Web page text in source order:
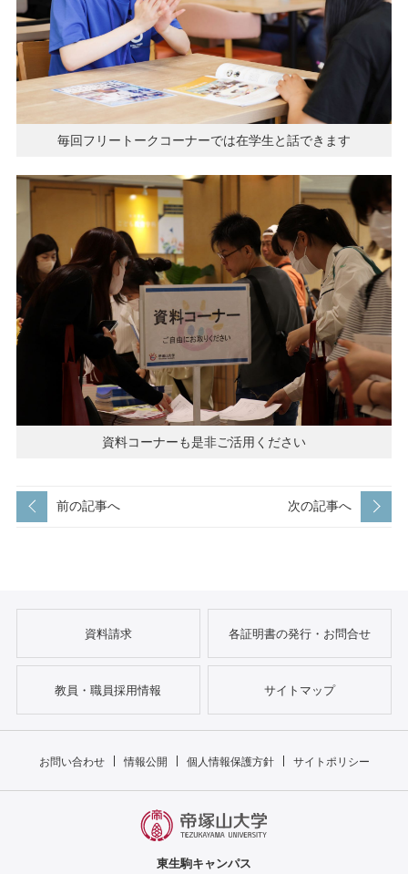
毎回フリートークコーナーでは在学生と話できます
資料コーナーも是非ご活用ください
前の記事へ 次の記事へ
資料請求 各証明書の発行・お問合せ
教員・職員採用情報 サイトマップ
お問い合わせ 情報公開 個人情報保護方針 サイトポリシー
東生駒キャンパス